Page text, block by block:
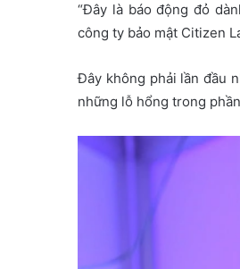
“Đây là báo động đỏ
công ty bảo mật Citizen
Đây không phải lần đầu
những lỗ hổng trong